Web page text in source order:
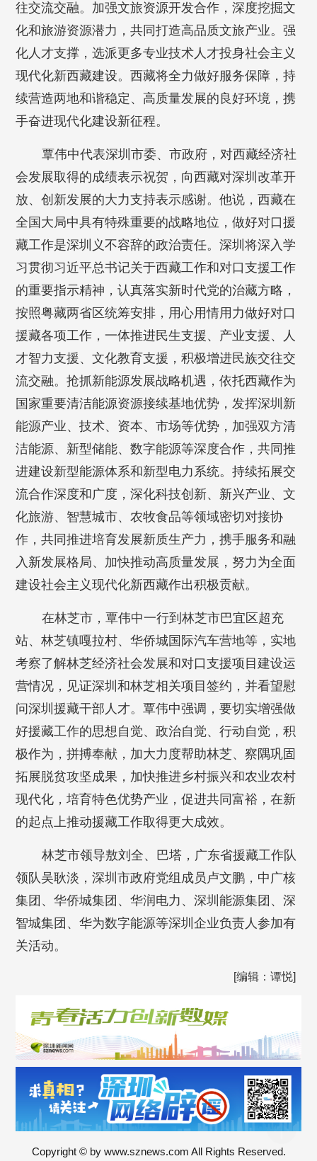
往交流交融。加强文旅资源开发合作，深度挖掘文
化和旅游资源潜力，共同打造高品质文旅产业。强
化人才支撑，选派更多专业技术人才投身社会主义
现代化新西藏建设。西藏将全力做好服务保障，持
续营造两地和谐稳定、高质量发展的良好环境，携
手奋进现代化建设新征程。
覃伟中代表深圳市委、市政府，对西藏经济社
会发展取得的成绩表示祝贺，向西藏对深圳改革开
放、创新发展的大力支持表示感谢。他说，西藏在
全国大局中具有特殊重要的战略地位，做好对口援
藏工作是深圳义不容辞的政治责任。深圳将深入学
习贯彻习近平总书记关于西藏工作和对口支援工作
的重要指示精神，认真落实新时代党的治藏方略，
按照粤藏两省区统筹安排，用心用情用力做好对口
援藏各项工作，一体推进民生支援、产业支援、人
才智力支援、文化教育支援，积极增进民族交往交
流交融。抢抓新能源发展战略机遇，依托西藏作为
国家重要清洁能源资源接续基地优势，发挥深圳新
能源产业、技术、资本、市场等优势，加强双方清
洁能源、新型储能、数字能源等深度合作，共同推
进建设新型能源体系和新型电力系统。持续拓展交
流合作深度和广度，深化科技创新、新兴产业、文
化旅游、智慧城市、农牧食品等领域密切对接协
作，共同推进培育发展新质生产力，携手服务和融
入新发展格局、加快推动高质量发展，努力为全面
建设社会主义现代化新西藏作出积极贡献。
在林芝市，覃伟中一行到林芝市巴宜区超充
站、林芝镇嘎拉村、华侨城国际汽车营地等，实地
考察了解林芝经济社会发展和对口支援项目建设运
营情况，见证深圳和林芝相关项目签约，并看望慰
问深圳援藏干部人才。覃伟中强调，要切实增强做
好援藏工作的思想自觉、政治自觉、行动自觉，积
极作为，拼搏奉献，加大力度帮助林芝、察隅巩固
拓展脱贫攻坚成果，加快推进乡村振兴和农业农村
现代化，培育特色优势产业，促进共同富裕，在新
的起点上推动援藏工作取得更大成效。
林芝市领导敖刘全、巴塔，广东省援藏工作队
领队吴耿淡，深圳市政府党组成员卢文鹏，中广核
集团、华侨城集团、华润电力、深圳能源集团、深
智城集团、华为数字能源等深圳企业负责人参加有
关活动。
[编辑：谭悦]
Copyright © by www.sznews.com All Rights Reserved.